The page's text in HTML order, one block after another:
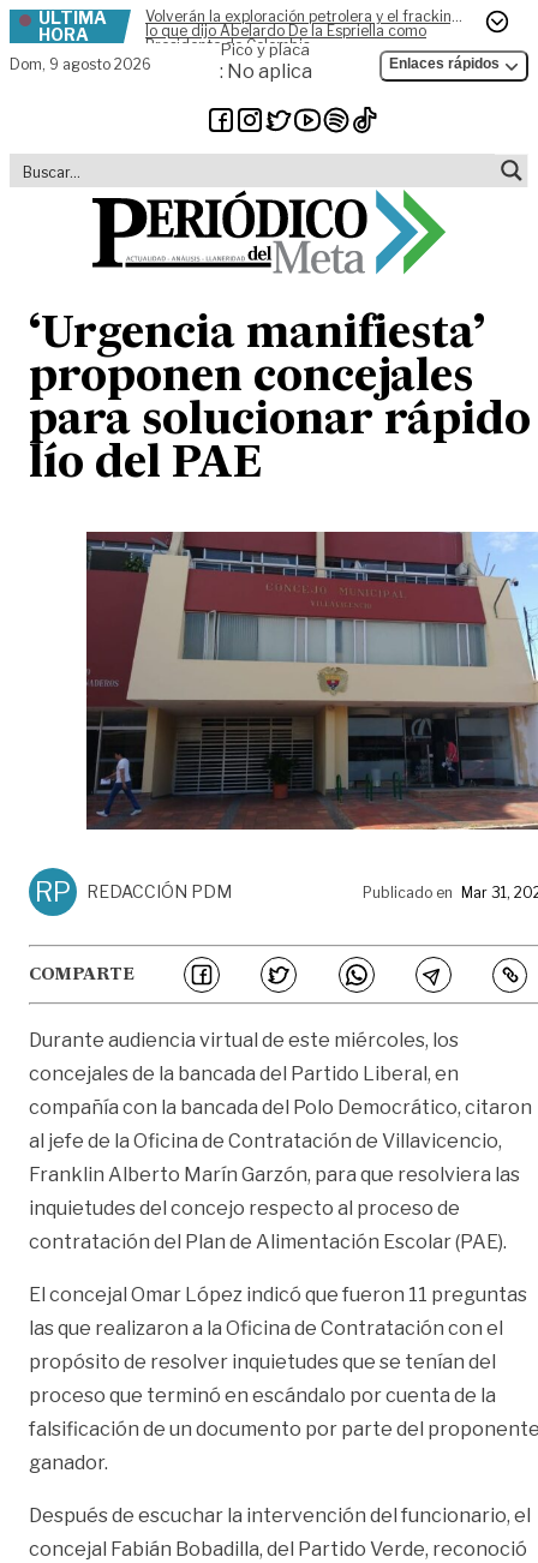
Skip to content
ÚLTIMA
HORA
Volverán la exploración petrolera y el fracking,
lo que dijo Abelardo De la Espriella como
Presidente de Colombia
Dom, 9 agosto 2026
Pico y placa
: No aplica Enlaces rápidos
‘Urgencia manifiesta’
proponen concejales
para solucionar rápido
lío del PAE
RP REDACCIÓN PDM Publicado en Mar 31,
COMPARTE
Durante audiencia virtual de este miércoles, los
concejales de la bancada del Partido Liberal, en
compañía con la bancada del Polo Democrático, citaron
al jefe de la Oficina de Contratación de Villavicencio,
Franklin Alberto Marín Garzón, para que resolviera las
inquietudes del concejo respecto al proceso de
contratación del Plan de Alimentación Escolar (PAE).
El concejal Omar López indicó que fueron 11 preguntas
las que realizaron a la Oficina de Contratación con el
propósito de resolver inquietudes que se tenían del
proceso que terminó en escándalo por cuenta de la
falsificación de un documento por parte del
ganador.
Después de escuchar la intervención del funcionario, el
concejal Fabián Bobadilla, del Partido Verde, reconoció